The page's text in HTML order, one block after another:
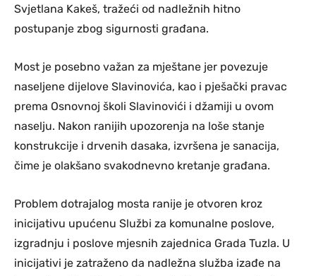
Svjetlana Kakeš, tražeći od nadležnih hitno
postupanje zbog sigurnosti građana.
Most je posebno važan za mještane jer povezuje
naseljene dijelove Slavinovića, kao i pješački pravac
prema Osnovnoj školi Slavinovići i džamiji u ovom
naselju. Nakon ranijih upozorenja na loše stanje
konstrukcije i drvenih dasaka, izvršena je sanacija,
čime je olakšano svakodnevno kretanje građana.
Problem dotrajalog mosta ranije je otvoren kroz
inicijativu upućenu Službi za komunalne poslove,
izgradnju i poslove mjesnih zajednica Grada Tuzla. U
inicijativi je zatraženo da nadležna služba izađe na